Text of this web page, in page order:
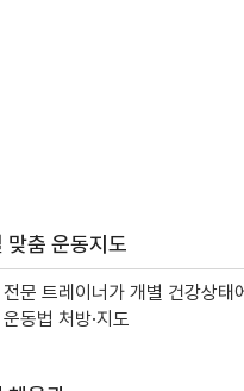
맞춤 운동지도
문 트레이너가 개별 건강상태
동법 처방·지도